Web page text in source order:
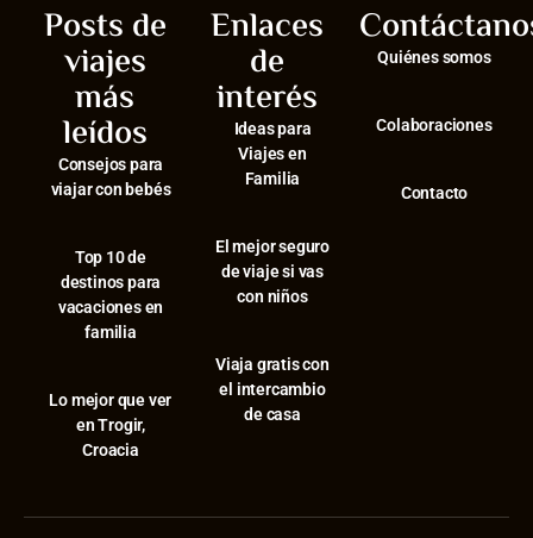
Posts de
viajes
más
leídos
Consejos para
viajar con bebés
⁠Top 10 de
destinos para
vacaciones en
familia
⁠Lo mejor que ver
en Trogir,
Croacia
Enlaces
de
interés
Ideas para
Viajes en
Familia
El mejor seguro
de viaje si vas
con niños
Viaja gratis con
el intercambio
de casa
Quiénes somos
Colaboraciones
Contacto